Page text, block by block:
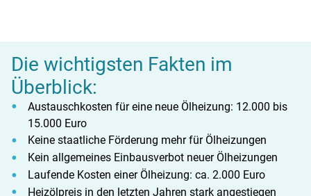
Die wichtigsten Fakten im
Überblick:
Austauschkosten für eine neue Ölheizung: 12.000 bis
15.000 Euro
Keine staatliche Förderung mehr für Ölheizungen
Kein allgemeines Einbausverbot neuer Ölheizungen
Laufende Kosten einer Ölheizung: ca. 2.000 Euro
Heizölpreis in den letzten Jahren stark angestiegen